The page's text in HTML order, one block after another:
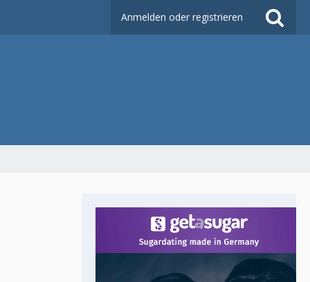
Anmelden oder registrieren